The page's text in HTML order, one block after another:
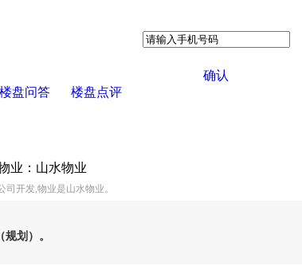
确认
楼盘问答 楼盘点评
业：山水物业
开发,物业是山水物业。
划）。